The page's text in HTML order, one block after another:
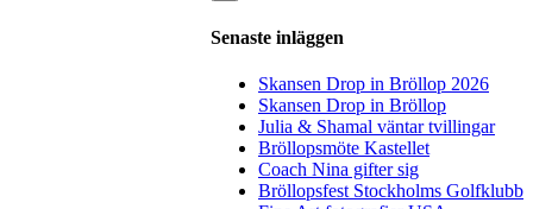
Senaste inläggen
Skansen Drop in Bröllop 2026
Skansen Drop in Bröllop
Julia & Shamal väntar tvillingar
Bröllopsmöte Kastellet
Coach Nina gifter sig
Bröllopsfest Stockholms Golfklubb